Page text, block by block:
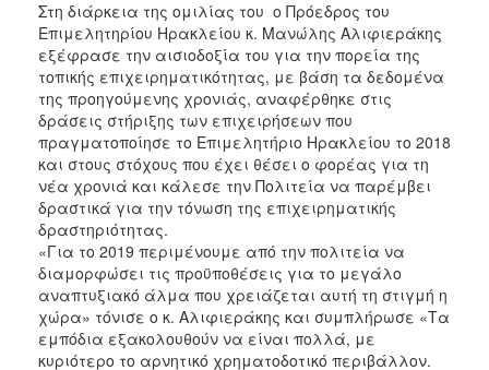
2011
ΔΗΜΟΣ
ΠΟΛΙΤΙΣΜΟΣ
ΑΝΘΕΚΤΙΚΗ
ΠΟΛΗ
Στη διάρκεια της ομιλίας του ο Πρόεδρος του
Επιμελητηρίου Ηρακλείου κ. Μανώλης Αλιφιεράκης
εξέφρασε την αισιοδοξία του για την πορεία της
τοπικής επιχειρηματικότητας, με βάση τα δεδομένα
της προηγούμενης χρονιάς, αναφέρθηκε στις
δράσεις στήριξης των επιχειρήσεων που
πραγματοποίησε το Επιμελητήριο Ηρακλείου το 2018
και στους στόχους που έχει θέσει ο φορέας για τη
νέα χρονιά και κάλεσε την Πολιτεία να παρέμβει
δραστικά για την τόνωση της επιχειρηματικής
δραστηριότητας.
«Για το 2019 περιμένουμε από την πολιτεία να
διαμορφώσει τις προϋποθέσεις για το μεγάλο
αναπτυξιακό άλμα που χρειάζεται αυτή τη στιγμή η
χώρα» τόνισε ο κ. Αλιφιεράκης και συμπλήρωσε «Τα
εμπόδια εξακολουθούν να είναι πολλά, με
κυριότερο το αρνητικό χρηματοδοτικό περιβάλλον.